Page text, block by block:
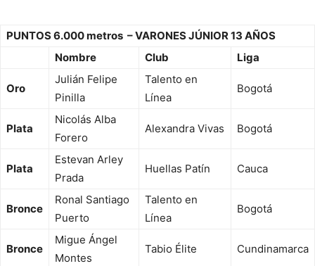
PUNTOS 6.000 metros – VARONES JÚNIOR 13 AÑOS
Nombre
Club Liga
Oro
Julián Felipe
Pinilla
Talento en
Línea
Bogotá
Plata
Nicolás Alba
Forero
Alexandra Vivas Bogotá
Plata
Estevan Arley
Prada
Huellas Patín Cauca
Bronce
Ronal Santiago
Puerto
Talento en
Línea
Bogotá
Bronce
Migue Ángel
Montes
Tabio Élite Cundinamarca